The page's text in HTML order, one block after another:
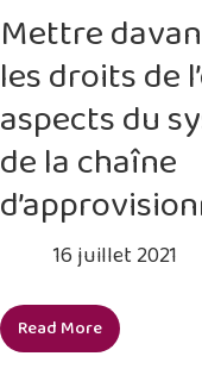
travail
des
enfants
dans
le
recyclage
textiles
post-
consommation
(PCR)
grâce
à
Mettre
les droits de
aspects du
de la chaîne
16 juillet 2021
Read More
Mettre